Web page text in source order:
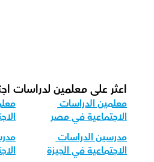
اعثر على معلمين لدراسات
معلمين الدراسات
الاجتماعية في مصر
مدرسين الدراسات
الاجتماعية في الجيزة